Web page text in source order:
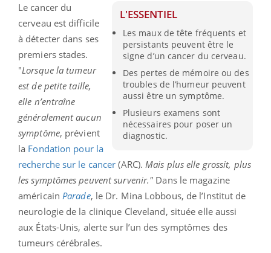
L'ESSENTIEL
Les maux de tête fréquents et
persistants peuvent être le
signe d’un cancer du cerveau.
Des pertes de mémoire ou des
troubles de l’humeur peuvent
aussi être un symptôme.
Plusieurs examens sont
nécessaires pour poser un
diagnostic.
Le cancer du
cerveau est difficile
à détecter dans ses
premiers stades.
"Lorsque la tumeur
est de petite taille,
elle n’entraîne
généralement aucun
symptôme, prévient
la Fondation pour la
recherche sur le cancer (ARC). Mais plus elle grossit, plus
les symptômes peuvent survenir." Dans le magazine
américain Parade, le Dr. Mina Lobbous, de l’Institut de
neurologie de la clinique Cleveland, située elle aussi
aux États-Unis, alerte sur l’un des symptômes des
tumeurs cérébrales.